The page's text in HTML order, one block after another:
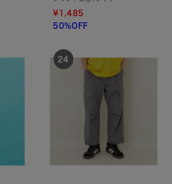
¥1,485
50%OFF